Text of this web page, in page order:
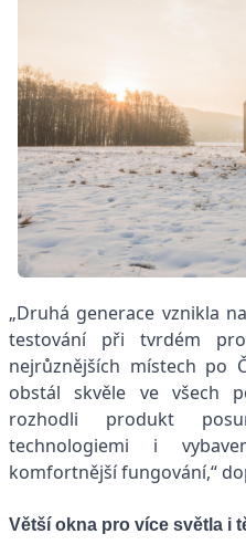
„Druhá generace vznikla
testování při tvrdém
nejrůznějších místech po
obstál skvěle ve všech
rozhodli produkt
technologiemi i
komfortnější fungování,“
Větší okna pro více světla i